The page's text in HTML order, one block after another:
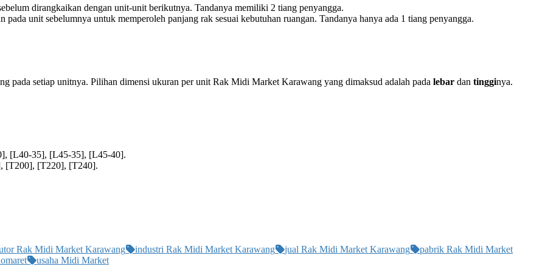
dirangkaikan dengan unit-unit berikutnya. Tandanya memiliki 2 tiang penyangga.
unit sebelumnya untuk memperoleh panjang rak sesuai kebutuhan ruangan. Tandanya hanya ada 1 tiang penyangga.
pada setiap unitnya. Pilihan dimensi ukuran per unit Rak Midi Market Karawang yang dimaksud adalah pada lebar dan tingginya.
[L40-35], [L45-35], [L45-40].
[T200], [T220], [T240].
Rak Midi Market Karawang industri Rak Midi Market Karawang jual Rak Midi Market Karawang
pabrik Rak Midi Market
usaha Midi Market